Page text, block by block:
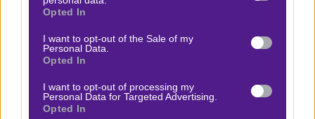
grant or deny consent to Google and its third-party tags to
use your data for below specified purposes in below Google
consent section.
Opted In
I want to opt-out of the Sale of my
Personal Data.
Opted In
I want to opt-out of processing my
Personal Data for Targeted Advertising.
Opted In
Αταλάντα - Μπάγερν
Over 3